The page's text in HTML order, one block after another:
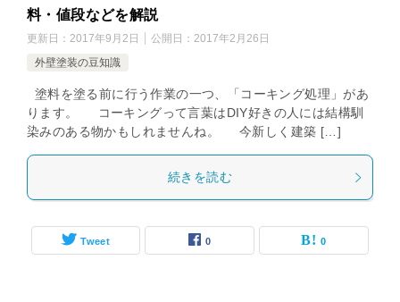
料・値段などを解説
更新日： 2017年9月2日 公開日： 2017年2月26日
外壁塗装の豆知識
塗料を塗る前に行う作業の一つ、「コーキング処理」があ
ります。 コーキングって言葉はDIY好きの人には結構馴
染みのある物かもしれませんね。 今新しく建築 […]
続きを読む
Tweet 0 0